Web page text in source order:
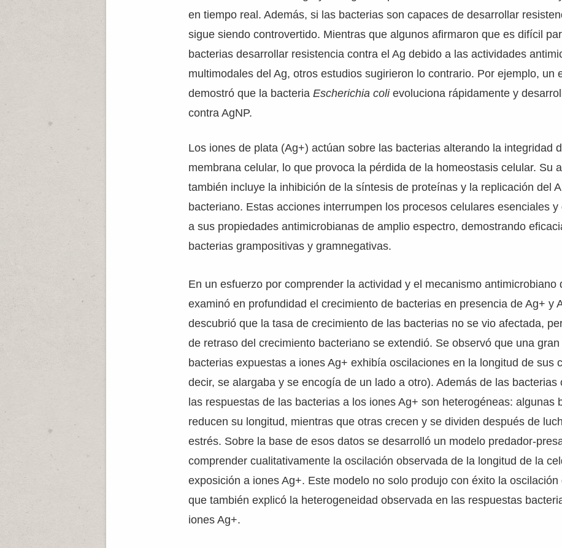
en tiempo real. Además, si las bacterias son capaces de desarrollar
sigue siendo controvertido. Mientras que algunos afirmaron que es difícil
bacterias desarrollar resistencia contra el Ag debido a las actividades
multimodales del Ag, otros estudios sugirieron lo contrario. Por ejemplo, un
demostró que la bacteriaEscherichia colievoluciona rápidamente y
contra AgNP.
Los iones de plata (Ag+) actúan sobre las bacterias alterando la integridad
membrana celular, lo que provoca la pérdida de la homeostasis celular. Su
también incluye la inhibición de la síntesis de proteínas y la replicación del
bacteriano. Estas acciones interrumpen los procesos celulares esenciales y
a sus propiedades antimicrobianas de amplio espectro, demostrando
bacterias grampositivas y gramnegativas.
En un esfuerzo por comprender la actividad y el mecanismo antimicrobiano
examinó en profundidad el crecimiento de bacterias en presencia de Ag+ y
descubrió que la tasa de crecimiento de las bacterias no se vio afectada,
de retraso del crecimiento bacteriano se extendió. Se observó que una
bacterias expuestas a iones Ag+ exhibía oscilaciones en la longitud de sus
decir, se alargaba y se encogía de un lado a otro). Además de las bacterias
las respuestas de las bacterias a los iones Ag+ son heterogéneas: algunas
reducen su longitud, mientras que otras crecen y se dividen después de
estrés. Sobre la base de esos datos se desarrolló un modelo predador-
comprender cualitativamente la oscilación observada de la longitud de la
exposición a iones Ag+. Este modelo no solo produjo con éxito la oscilación
que también explicó la heterogeneidad observada en las respuestas
iones Ag+.